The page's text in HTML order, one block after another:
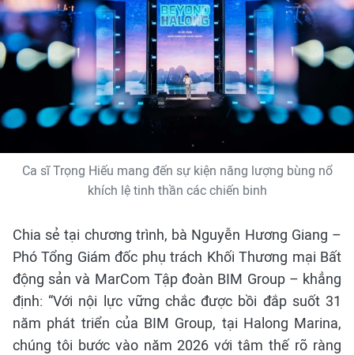
Ca sĩ Trọng Hiếu mang đến sự kiện năng lượng bùng nổ
khích lệ tinh thần các chiến binh
Chia sẻ tại chương trình, bà Nguyễn Hương Giang –
Phó Tổng Giám đốc phụ trách Khối Thương mại Bất
động sản và MarCom Tập đoàn BIM Group – khẳng
định: “Với nội lực vững chắc được bồi đắp suốt 31
năm phát triển của BIM Group, tại Halong Marina,
chúng tôi bước vào năm 2026 với tâm thế rõ ràng